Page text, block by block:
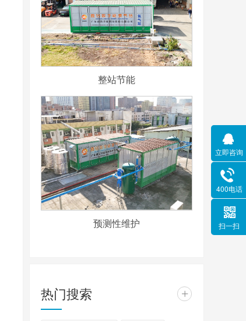
整站节能
预测性维护
热门搜索 +
立即咨询
400电话
扫一扫